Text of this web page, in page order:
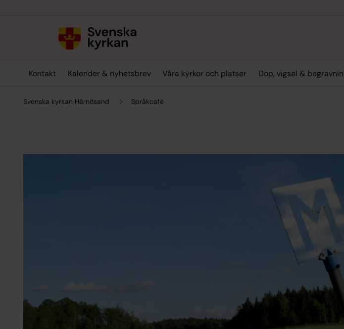
Kontakt Kalender & nyhetsbrev Våra kyrkor och platser Dop, vigsel &
Svenska kyrkan Härnösand Språkcafé